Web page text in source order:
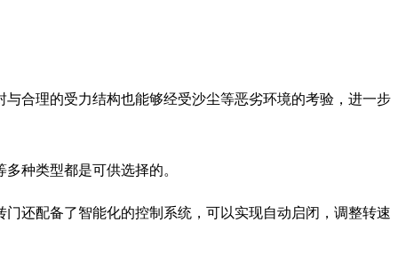
合理的受力结构也能够经受沙尘等恶劣环境的考验，进一步
种类型都是可供选择的。
还配备了智能化的控制系统，可以实现自动启闭，调整转速